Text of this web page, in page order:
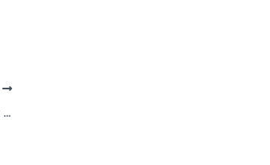
Les particularités d’un jardinier et d’un paysagiste